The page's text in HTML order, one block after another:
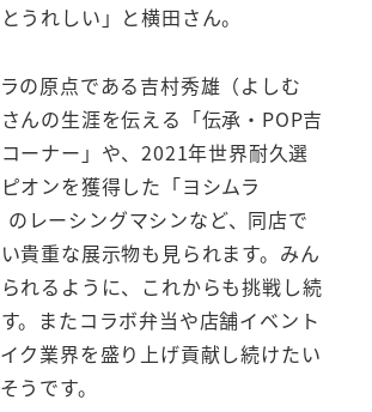
うれしい」と横田さん。
の原点である吉村秀雄（よしむ
んの生涯を伝える「伝承・POP吉
ーナー」や、2021年世界耐久選
オンを獲得した「ヨシムラ
レーシングマシンなど、同店で
貴重な展示物も見られます。みん
れるように、これからも挑戦し続
。またコラボ弁当や店舗イベント
ク業界を盛り上げ貢献し続けたい
うです。